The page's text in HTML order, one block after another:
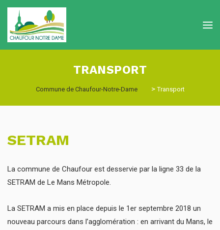
TRANSPORT
Commune de Chaufour-Notre-Dame >Transport
SETRAM
La commune de Chaufour est desservie par la ligne 33 de la
SETRAM de Le Mans Métropole.
La SETRAM a mis en place depuis le 1er septembre 2018 un
nouveau parcours dans l’agglomération : en arrivant du Mans, le